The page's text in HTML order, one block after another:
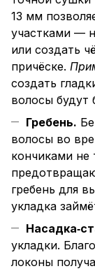
13 мм
участками —
или создать
причёске.
создать
волосы
Гребень.
волосы во
кончиками
гребень для
укладка
укладки.
локоны